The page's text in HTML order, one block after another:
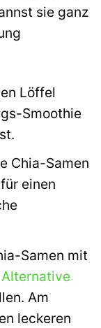
sie ganz
Löffel
Smoothie
Chia-Samen
einen
Samen mit
Alternative
Am
leckeren